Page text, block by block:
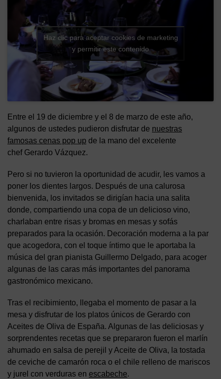
Haz clic para aceptar cookies de marketing
y permitir este contenido
Entre el 19 de diciembre y el 8 de marzo de este año,
algunos de ustedes pudieron disfrutar de nuestras
famosas cenas pop up de la mano del excelente
chef Gerardo Vázquez.
Pero si no tuvieron la oportunidad de acudir, les vamos a
poner los dientes largos. Después de una calurosa
bienvenida, los invitados se dirigían hacia una salita
donde, compartiendo una copa de un delicioso vino,
charlaban entre risas y bromas en mesas y sofás
preparados para la ocasión. Decoración moderna a la par
que acogedora, con el toque íntimo que le aportaba la
música del gran pianista Guillermo Delgado, para acoger
algunas de las caras más importantes del panorama
gastronómico mexicano.
Tras el recibimiento, llegaba el momento de pasar a la
mesa y disfrutar de los platos únicos de Gerardo con
Aceites de Oliva de España. Algunas de las deliciosas y
sorprendentes recetas que se prepararon fueron el marlín
ahumado en salsa de perejil y Aceite de Oliva, la tostada
de ceviche de camarón roca o el chile relleno de mariscos
y jurel con verduras en escabeche.